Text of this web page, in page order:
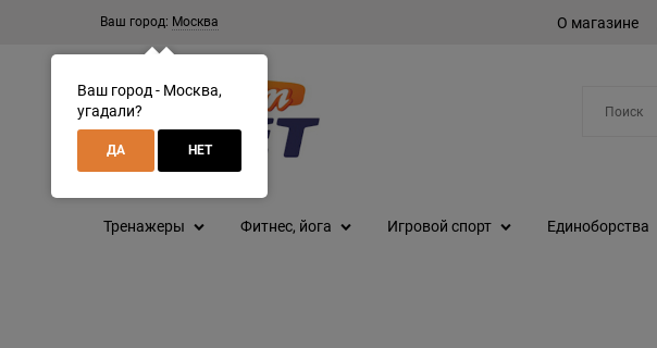
Ваш город: Москва О магазине
Тренажеры Фитнес, йога Игровой спорт Единоборства
Ваш город - Москва,
угадали?
ДА НЕТ